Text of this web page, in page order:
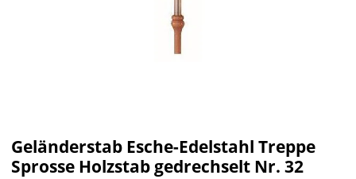
Geländerstab Esche-Edelstahl Treppe
Sprosse Holzstab gedrechselt Nr. 32